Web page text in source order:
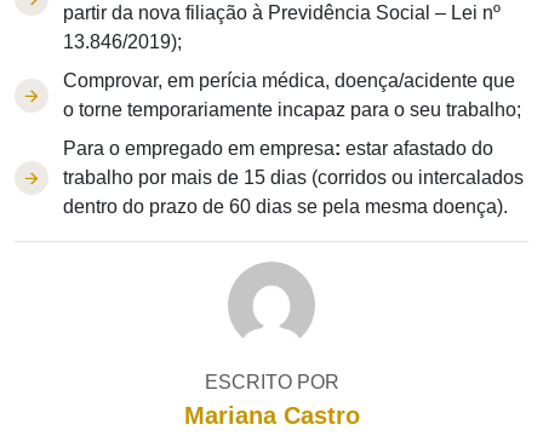
partir da nova filiação à Previdência Social – Lei nº
13.846/2019);
Comprovar, em perícia médica, doença/acidente que
o torne temporariamente incapaz para o seu trabalho;
Para o empregado em empresa: estar afastado do
trabalho por mais de 15 dias (corridos ou intercalados
dentro do prazo de 60 dias se pela mesma doença).
ESCRITO POR
Mariana Castro